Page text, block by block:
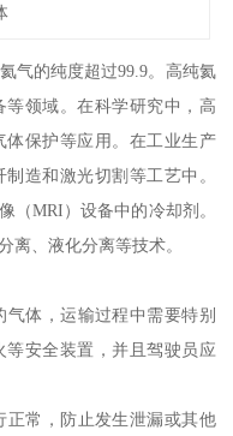
气的纯度超过99.9。高纯氦
领域。在科学研究中，高
保护等应用。在工业生产
造和激光切割等工艺中。
（MRI）设备中的冷却剂。
离、液化分离等技术。
体，运输过程中需要特别
安全装置，并且驾驶员应
正常，防止发生泄漏或其他